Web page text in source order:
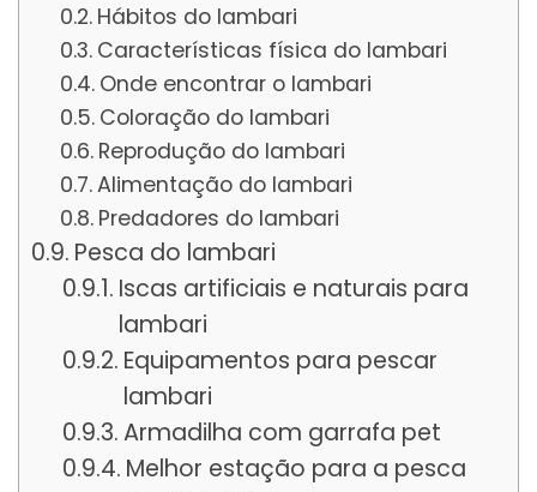
Hábitos do lambari
Características física do lambari
Onde encontrar o lambari
Coloração do lambari
Reprodução do lambari
Alimentação do lambari
Predadores do lambari
Pesca do lambari
Iscas artificiais e naturais para
lambari
Equipamentos para pescar
lambari
Armadilha com garrafa pet
Melhor estação para a pesca